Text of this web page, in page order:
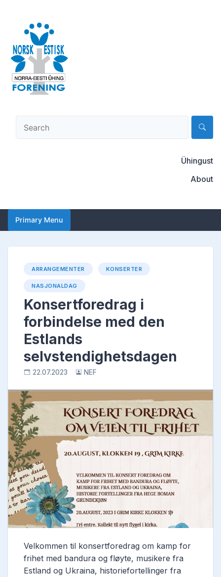
content
Norsk-estisk forening
Ühingust
About
Primary Menu
ARRANGEMENTER KONSERTER
NASJONALDAG
Konsertforedrag i
forbindelse med den
Estlands
selvstendighetsdagen
22.07.2023 NEF
Velkommen til konsertforedrag om kamp for
frihet med bandura og fløyte, musikere fra
Estland og Ukraina, historiefortellinger fra